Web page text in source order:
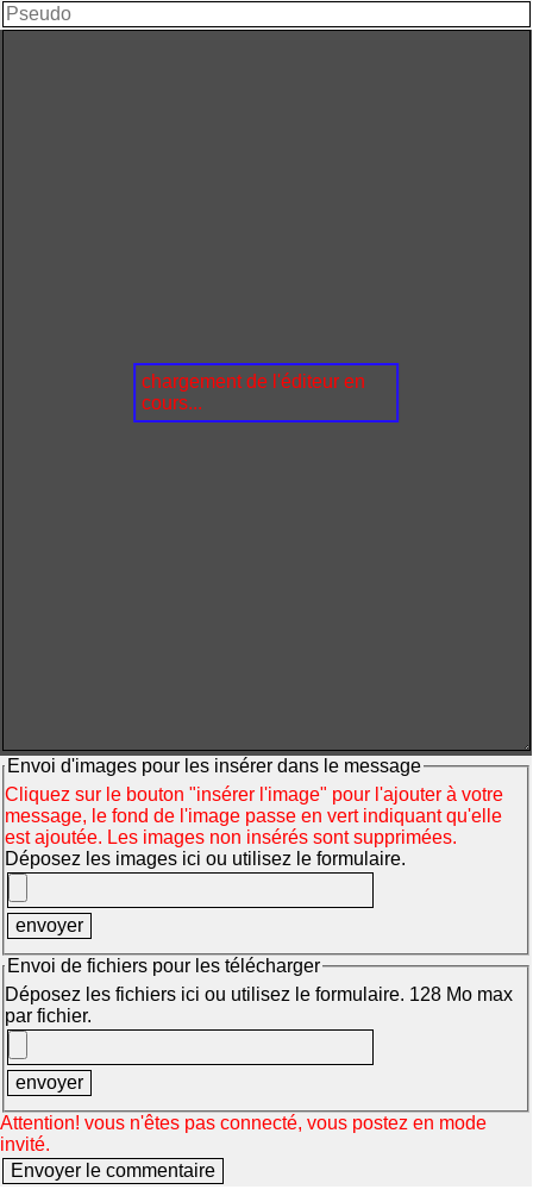
chargement de l'éditeur en
cours...
Envoi d'images pour les insérer dans le message
Cliquez sur le bouton "insérer l'image" pour l'ajouter à votre
message, le fond de l'image passe en vert indiquant qu'elle
est ajoutée. Les images non insérés sont supprimées.
Déposez les images ici ou utilisez le formulaire.
Envoi de fichiers pour les télécharger
Déposez les fichiers ici ou utilisez le formulaire. 128 Mo max
par fichier.
Attention! vous n'êtes pas connecté, vous postez en mode
invité.